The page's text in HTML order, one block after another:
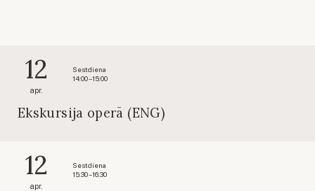
12
apr.
Sestdiena
14:00 – 15:00
Ekskursija operā (ENG)
12
apr.
Sestdiena
15:30 – 16:30